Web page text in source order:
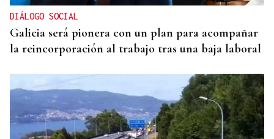
DIÁLOGO SOCIAL
Galicia será pionera con un plan para acompañar
la reincorporación al trabajo tras una baja laboral